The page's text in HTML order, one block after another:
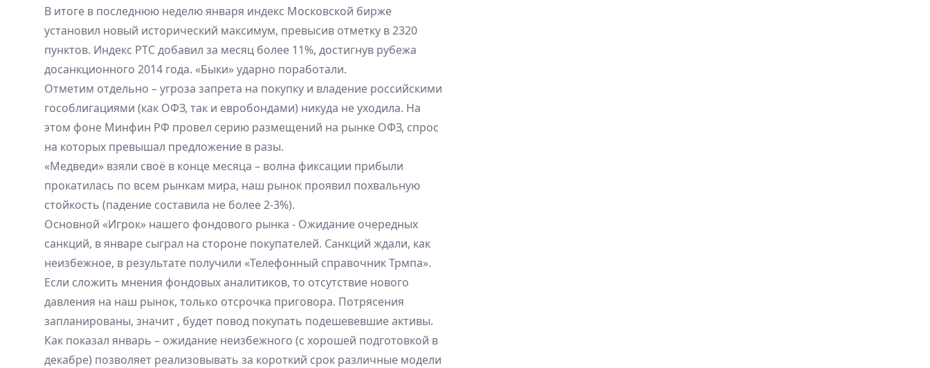
В итоге в последнюю неделю января индекс Московской бирже
установил новый исторический максимум, превысив отметку в 2320
пунктов. Индекс РТС добавил за месяц более 11%, достигнув рубежа
досанкционного 2014 года. «Быки» ударно поработали.
Отметим отдельно – угроза запрета на покупку и владение российскими
гособлигациями (как ОФЗ, так и евробондами) никуда не уходила. На
этом фоне Минфин РФ провел серию размещений на рынке ОФЗ, спрос
на которых превышал предложение в разы.
«Медведи» взяли своё в конце месяца – волна фиксации прибыли
прокатилась по всем рынкам мира, наш рынок проявил похвальную
стойкость (падение составила не более 2-3%).
Основной «Игрок» нашего фондового рынка - Ожидание очередных
санкций, в январе сыграл на стороне покупателей. Санкций ждали, как
неизбежное, в результате получили «Телефонный справочник Трмпа».
Если сложить мнения фондовых аналитиков, то отсутствие нового
давления на наш рынок, только отсрочка приговора. Потрясения
запланированы, значит , будет повод покупать подешевевшие активы.
Как показал январь – ожидание неизбежного (с хорошей подготовкой в
декабре) позволяет реализовывать за короткий срок различные модели